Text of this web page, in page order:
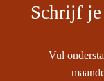
Schrijf
Vul